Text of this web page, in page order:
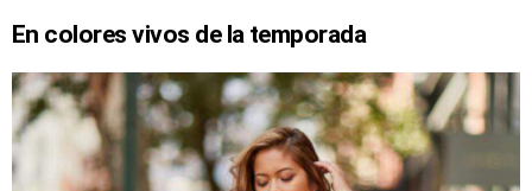
En colores vivos de la temporada